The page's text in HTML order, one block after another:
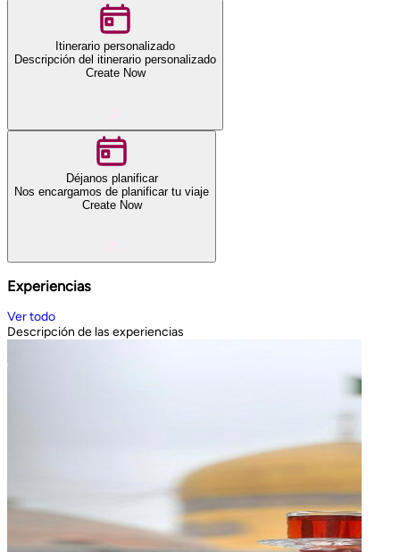
Itinerario personalizado
Descripción del itinerario personalizado
Create Now
Déjanos planificar
Nos encargamos de planificar tu viaje
Create Now
Experiencias
Ver todo
Descripción de las experiencias